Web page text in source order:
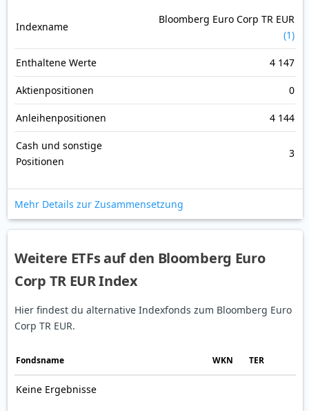
Indexname
Bloomberg Euro Corp TR EUR
(1)
Enthaltene Werte 4 147
Aktienpositionen 0
Anleihenpositionen 4 144
Cash und sonstige
Positionen
3
Mehr Details zur Zusammensetzung
Weitere ETFs auf den Bloomberg Euro
Corp TR EUR Index
Hier findest du alternative Indexfonds zum Bloomberg Euro
Corp TR EUR.
Fonds­name WKN TER
Keine Ergebnisse